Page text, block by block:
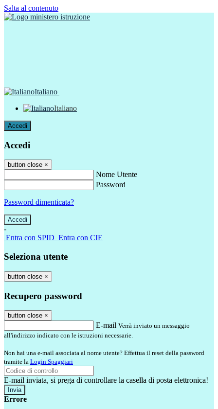
Salta al contenuto
Italiano
Italiano
Accedi
Accedi
button close ×
Nome Utente
Password
Password dimenticata?
-
Entra con SPID Entra con CIE
Seleziona utente
button close ×
Recupero password
button close ×
E-mail Verrà inviato un messaggio
all'indirizzo indicato con le istruzioni necessarie.
Non hai una e-mail associata al nome utente? Effettua il reset della password
tramite la Login Spaggiari
E-mail inviata, si prega di controllare la casella di posta elettronica!
Errore